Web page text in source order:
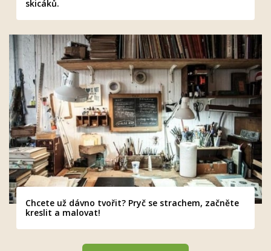
skicáků.
Chcete už dávno tvořit? Pryč se strachem, začněte
kreslit a malovat!